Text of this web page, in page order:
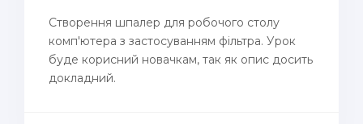
Створення шпалер для робочого столу
комп'ютера з застосуванням фільтра. Урок
буде корисний новачкам, так як опис досить
докладний.